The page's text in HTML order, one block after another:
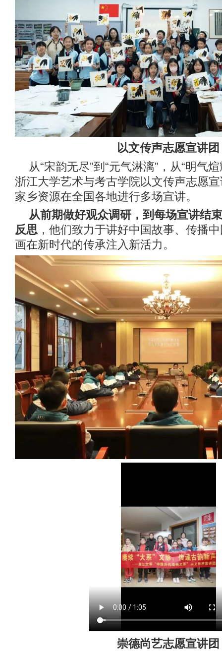
以文传声志愿宣讲团
从“宋韵无尽”到“元气淋漓”，从“明气
浙江大学艺术与考古学院以文传声志愿
家乡资源在全国各地进行多场宣讲。
从前期做好观众调研，到每场宣讲结
反思 ，他们致力于讲好中国故事、传播
画在新时代的传承注入新活力。
崇德尚艺志愿宣讲团